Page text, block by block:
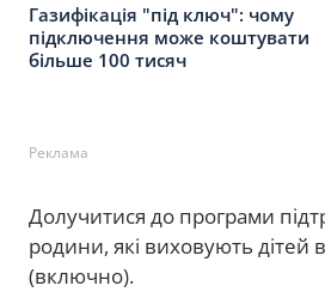
Газифікація "під ключ": чому
підключення може коштувати
більше 100 тисяч
Реклама
Долучитися до програми
родини, які виховують дітей
(включно).